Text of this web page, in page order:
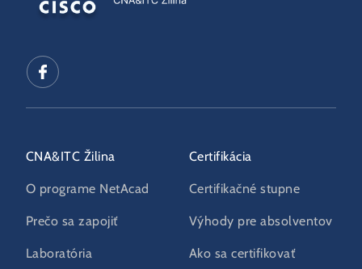
CNA&ITC Žilina
O programe NetAcad
Prečo sa zapojiť
Laboratória
Certifikácia
Certifikačné stupne
Výhody pre absolventov
Ako sa certifikovať